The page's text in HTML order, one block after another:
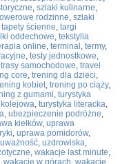
, szlaki kulinarne,
rodzinne, szlaki
tapety ścienne, targi
oddechowe, tekstylia
online, terminal , termy,
, testy jednostkowe,
trasy samochodowe, travel
core, trening dla dzieci,
kobiet, trening po ciąży,
z gumami, turystyka
, turystyka literacka,
, ubezpieczenie podróżne,
kiełków, uprawa
, uprawa pomidorów,
uważność, uzdrowiska,
, wakacje last minute,
, wakacje w górach, wakacje